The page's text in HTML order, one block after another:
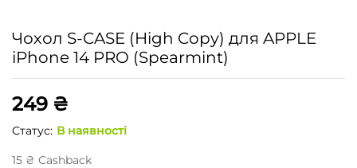
Чохол S-CASE (High Copy) для APPLE
iPhone 14 PRO (Spearmint)
249 ₴
Статус: В наявності
15 ₴ Сashback